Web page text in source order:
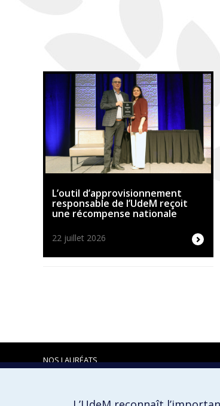
L’outil d’approvisionnement
responsable de l’UdeM reçoit
une récompense nationale
22 juillet 2026
NOS LAURÉATS